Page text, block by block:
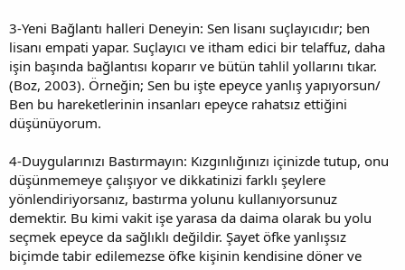
3-Yeni Bağlantı halleri Deneyin: Sen lisanı suçlayıcıdır; ben
lisanı empati yapar. Suçlayıcı ve itham edici bir telaffuz, daha
işin başında bağlantısı koparır ve bütün tahlil yollarını tıkar.
(Boz, 2003). Örneğin; Sen bu işte epeyce yanlış yapıyorsun/
Ben bu hareketlerinin insanları epeyce rahatsız ettiğini
düşünüyorum.
4-Duygularınızı Bastırmayın: Kızgınlığınızı içinizde tutup, onu
düşünmemeye çalışıyor ve dikkatinizi farklı şeylere
yönlendiriyorsanız, bastırma yolunu kullanıyorsunuz
demektir. Bu kimi vakit işe yarasa da daima olarak bu yolu
seçmek epeyce da sağlıklı değildir. Şayet öfke yanlışsız
biçimde tabir edilemezse öfke kişinin kendisine döner ve